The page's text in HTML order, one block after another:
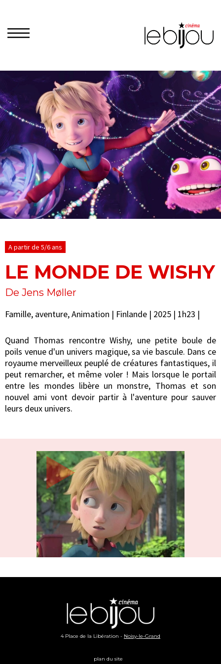
A partir de 5/6 ans
LE MONDE DE WISHY
De Jens Møller
Famille, aventure, Animation | Finlande | 2025 | 1h23 |
Quand Thomas rencontre Wishy, une petite boule de
poils venue d'un univers magique, sa vie bascule. Dans ce
royaume merveilleux peuplé de créatures fantastiques, il
peut remarcher, et même voler ! Mais lorsque le portail
entre les mondes libère un monstre, Thomas et son
nouvel ami vont devoir partir à l'aventure pour sauver
leurs deux univers.
4 Place de la Libération - Noisy-le-Grand
plan du site